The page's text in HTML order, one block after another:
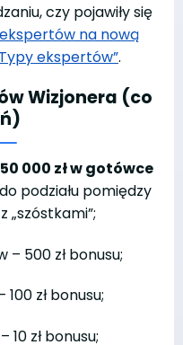
czy pojawiły się
na nową
ekspertów”.
Wizjonera (co
000 zł w gotówce
podziału pomiędzy
„szóstkami”;
500 zł bonusu;
zł bonusu;
zł bonusu;